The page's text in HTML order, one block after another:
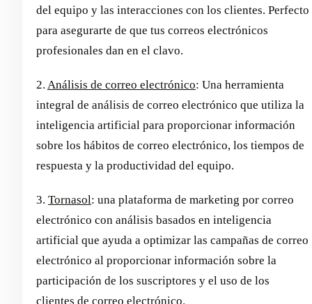
del equipo y las interacciones con los clientes. Perfecto
para asegurarte de que tus correos electrónicos
profesionales dan en el clavo.
2. Análisis de correo electrónico: Una herramienta
integral de análisis de correo electrónico que utiliza la
inteligencia artificial para proporcionar información
sobre los hábitos de correo electrónico, los tiempos de
respuesta y la productividad del equipo.
3. Tornasol: una plataforma de marketing por correo
electrónico con análisis basados en inteligencia
artificial que ayuda a optimizar las campañas de correo
electrónico al proporcionar información sobre la
participación de los suscriptores y el uso de los
clientes de correo electrónico.